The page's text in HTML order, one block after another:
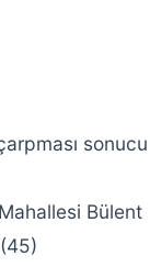
sonucu
Bülent